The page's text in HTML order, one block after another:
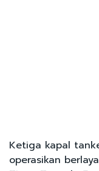
Ketiga kapal
operasikan